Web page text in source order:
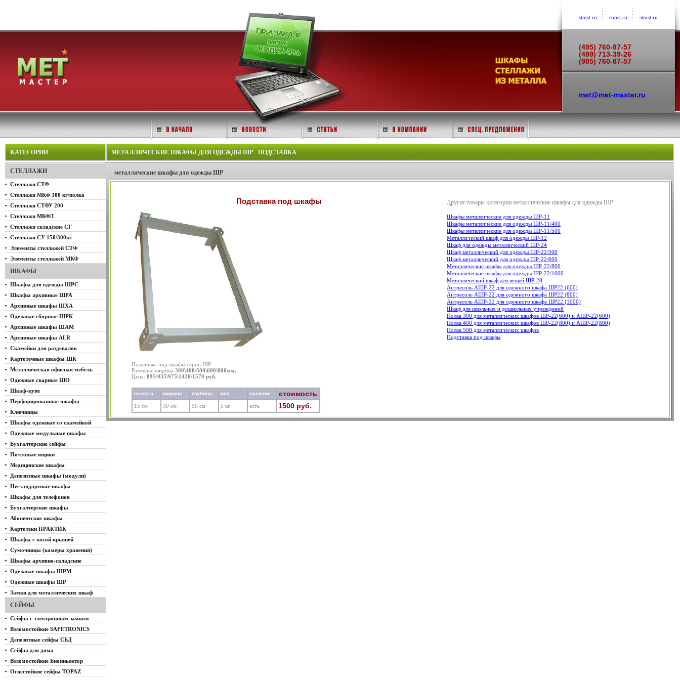
stmst.ru stmst.ru stmst.ru
(495) 760-87-57
(499) 713-39-26
(985) 760-87-57
met@met-master.ru
КАТЕГОРИИ
СТЕЛЛАЖИ
Стеллажи СТФ
Стеллажи МКФ 300 кг/полка
Стеллажи СТФУ 200
Стеллажи МКФЛ
Стеллажи складские СГ
Стеллажи СУ 150/300кг
Элементы стеллажей СТФ
Элементы стеллажей МКФ
ШКАФЫ
Шкафы для одежды ШРС
Шкафы архивные ШРА
Архивные шкафы ШХА
Одежные сборные ШРК
Архивные шкафы ШАМ
Архивные шкафы ALR
Скамейки для раздевалок
Картотечные шкафы ШК
Металлическая офисная мебель
Одежные сварные ШО
Шкаф-купе
Перфорированные шкафы
Ключницы
Шкафы одежные со скамейкой
Одежные модульные шкафы
Бухгалтерские сейфы
Почтовые ящики
Медицинские шкафы
Депозитные шкафы (модули)
Нестандартные шкафы
Шкафы для телефонов
Бухгалтерские шкафы
Абонентские шкафы
Картотеки ПРАКТИК
Шкафы с косой крышей
Сумочницы (камеры хранения)
Шкафы архивно-складские
Одежные шкафы ШРМ
Одежные шкафы ШР
Замки для металлических шкаф
СЕЙФЫ
Сейфы с электронным замком
Взломостойкие SAFETRONICS
Депозитные сейфы СБД
Сейфы для дома
Взломостойкие Биоиньектор
Огнестойкие сейфы TOPAZ
МЕТАЛЛИЧЕСКИЕ ШКАФЫ ДЛЯ ОДЕЖДЫ ШР - ПОДСТАВКА
металлические шкафы для одежды ШР
Подставка под шкафы
Подставка под шкафы серии ШР
Размеры: ширина 300\400\500\600\800мм.
Цена: 895\935\975\1420\1570 руб.
высота ширина глубина вес наличие стоимость
15 см 30 см 50 см 5 кг есть 1500 руб.
Другие товары категории металлические шкафы для одежды ШР
Шкафы металлические для одежды ШР-11
Шкафы металлические для одежды ШР-11/400
Шкафы металлические для одежды ШР-11/500
Металлический шкаф для одежды ШР-12
Шкаф для одежды металлический ШР-24
Шкаф металлический для одежды ШР-22/500
Шкаф металлический для одежды ШР-22/600
Металлические шкафы для одежды ШР-22/800
Металлические шкафы для одежды ШР-22/1000
Металлический шкаф для вещей ШР-28
Антресоль АШР-22 для одежного шкафа ШР22 (600)
Антресоль АШР-22 для одежного шкафа ШР22 (800)
Антресоль АШР-22 для одежного шкафа ШР22 (1000)
Шкаф для школьных и дошкольных учреждений
Полка 300 для металлических шкафов ШР-22(600) и АШР-22(600)
Полка 400 для металлических шкафов ШР-22(800) и АШР-22(800)
Полка 500 для металлических шкафов
Подставка под шкафы